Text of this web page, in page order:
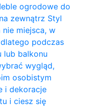
ogrodowe do
zewnątrz Styl
miejsca, w
podczas
lub balkonu
wygląd,
osobistym
i dekoracje
i ciesz się